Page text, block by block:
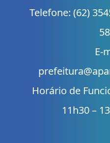
Telefone: (62)
E-
Horário de
11h30 –